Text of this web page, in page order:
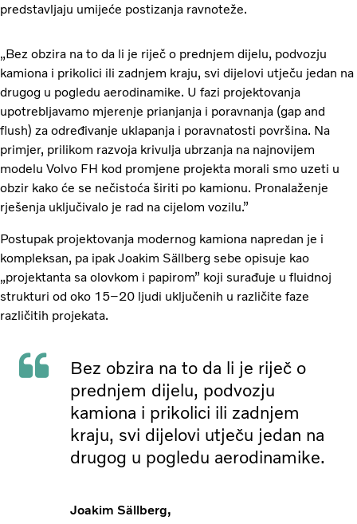
predstavljaju umijeće postizanja ravnoteže.
„Bez obzira na to da li je riječ o prednjem dijelu, podvozju
kamiona i prikolici ili zadnjem kraju, svi dijelovi utječu jedan na
drugog u pogledu aerodinamike. U fazi projektovanja
upotrebljavamo mjerenje prianjanja i poravnanja (gap and
flush) za određivanje uklapanja i poravnatosti površina. Na
primjer, prilikom razvoja krivulja ubrzanja na najnovijem
modelu Volvo FH kod promjene projekta morali smo uzeti u
obzir kako će se nečistoća širiti po kamionu. Pronalaženje
rješenja uključivalo je rad na cijelom vozilu.”
Postupak projektovanja modernog kamiona napredan je i
kompleksan, pa ipak Joakim Sällberg sebe opisuje kao
„projektanta sa olovkom i papirom” koji surađuje u fluidnoj
strukturi od oko 15–20 ljudi uključenih u različite faze
različitih projekata.
Bez obzira na to da li je riječ o
prednjem dijelu, podvozju
kamiona i prikolici ili zadnjem
kraju, svi dijelovi utječu jedan na
drugog u pogledu aerodinamike.
Joakim Sällberg,